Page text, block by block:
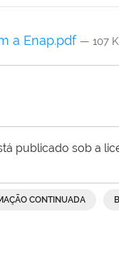
a Enap.pdf — 107
publicado sob a
CONTINUADA